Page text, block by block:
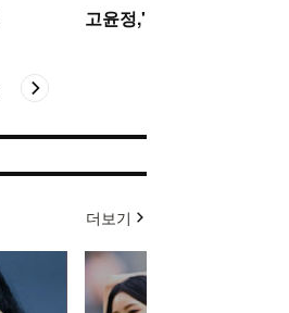
고윤정,'탄성을 자아내는
더보기